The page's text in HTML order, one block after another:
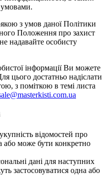
умовами.
з умов даної Політики
Положення про захист
надавайте особисту
інформації Ви можете
цього достатньо надіслати
з поміткою в темі листа
відомостей про
або може бути конкретно
дані для наступних
застосовуватися одна або